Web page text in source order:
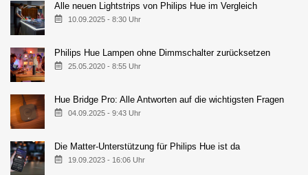
Alle neuen Lightstrips von Philips Hue im Vergleich
10.09.2025 - 8:30 Uhr
Philips Hue Lampen ohne Dimmschalter zurücksetzen
25.05.2020 - 8:55 Uhr
Hue Bridge Pro: Alle Antworten auf die wichtigsten Fragen
04.09.2025 - 9:43 Uhr
Die Matter-Unterstützung für Philips Hue ist da
19.09.2023 - 16:06 Uhr